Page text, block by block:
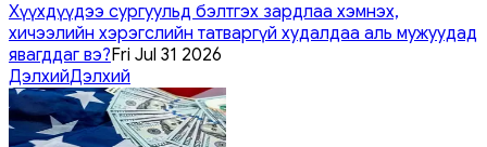
Хүүхдүүдээ сургуульд бэлтгэх зардлаа хэмнэх,
хичээлийн хэрэгслийн татваргүй худалдаа аль мужуудад
явагддаг вэ?Fri Jul 31 2026
ДэлхийДэлхий